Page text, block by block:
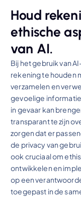
Houd
ethische
van AI.
Bij het gebruik van
rekening te houden
verzamelen en
gevoelige
in gevaar kan
transparant te zijn
zorgen dat er
de privacy van
ook cruciaal om
ontwikkelen en
op een
toegepast in de